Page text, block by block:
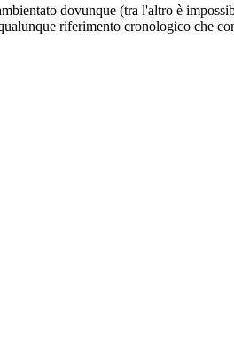
dovunque (tra l'altro è
riferimento cronologico che